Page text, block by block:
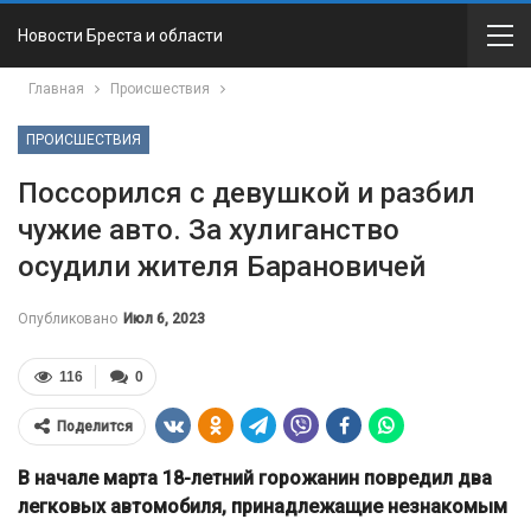
Новости Бреста и области
Главная Происшествия
ПРОИСШЕСТВИЯ
Поссорился с девушкой и разбил
чужие авто. За хулиганство
осудили жителя Барановичей
Опубликовано Июл 6, 2023
0
116
Поделится
В начале марта 18-летний горожанин повредил два
легковых автомобиля, принадлежащие незнакомым